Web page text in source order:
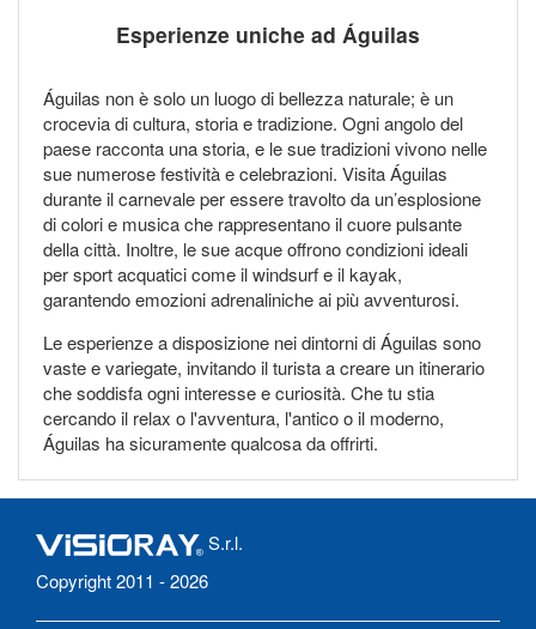
Esperienze uniche ad Águilas
Águilas non è solo un luogo di bellezza naturale; è un
crocevia di cultura, storia e tradizione. Ogni angolo del
paese racconta una storia, e le sue tradizioni vivono nelle
sue numerose festività e celebrazioni. Visita Águilas
durante il carnevale per essere travolto da un’esplosione
di colori e musica che rappresentano il cuore pulsante
della città. Inoltre, le sue acque offrono condizioni ideali
per sport acquatici come il windsurf e il kayak,
garantendo emozioni adrenaliniche ai più avventurosi.
Le esperienze a disposizione nei dintorni di Águilas sono
vaste e variegate, invitando il turista a creare un itinerario
che soddisfa ogni interesse e curiosità. Che tu stia
cercando il relax o l'avventura, l'antico o il moderno,
Águilas ha sicuramente qualcosa da offrirti.
S.r.l.
Copyright 2011 - 2026